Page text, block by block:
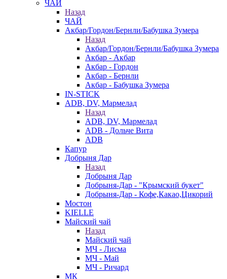
ЧАЙ
Назад
ЧАЙ
Акбар/Гордон/Бернли/Бабушка Зумера
Назад
Акбар/Гордон/Бернли/Бабушка Зумера
Акбар - Акбар
Акбар - Гордон
Акбар - Бернли
Акбар - Бабушка Зумера
IN-STICK
ADB, DV, Мармелад
Назад
ADB, DV, Мармелад
ADB - Дольче Вита
ADB
Капур
Добрыня Дар
Назад
Добрыня Дар
Добрыня-Дар - "Крымский букет"
Добрыня-Дар - Кофе,Какао,Цикорий
Мостон
KIELLE
Майский чай
Назад
Майский чай
МЧ - Лисма
МЧ - Май
МЧ - Ричард
МК